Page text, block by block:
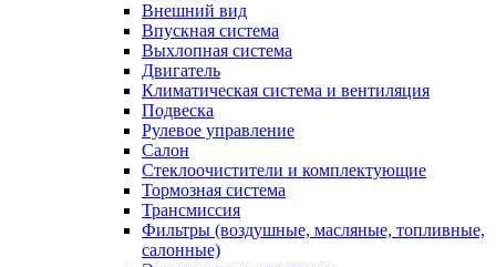
Внешний вид
Впускная система
Выхлопная система
Двигатель
Климатическая система и вентиляция
Подвеска
Рулевое управление
Салон
Стеклоочистители и комплектующие
Тормозная система
Трансмиссия
Фильтры (воздушные, масляные, топливные,
салонные)